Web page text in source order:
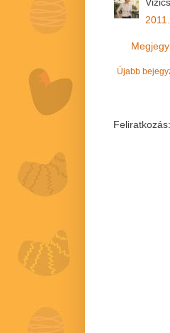
Újabb
Feliratkozás: